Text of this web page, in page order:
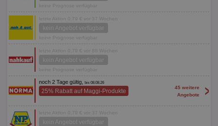
keine Prognose verfügbar
letzte Aktion 0,79 € vor 37 Wochen
kein Angebot verfügbar
keine Prognose verfügbar
letzte Aktion 0,79 € vor 88 Wochen
kein Angebot verfügbar
keine Prognose verfügbar
noch 2 Tage gültig, bis 08.08.26
25% Rabatt auf Maggi-Produkte
45 weitere
Angebote
>
letzte Aktion 0,79 € vor 37 Wochen
kein Angebot verfügbar